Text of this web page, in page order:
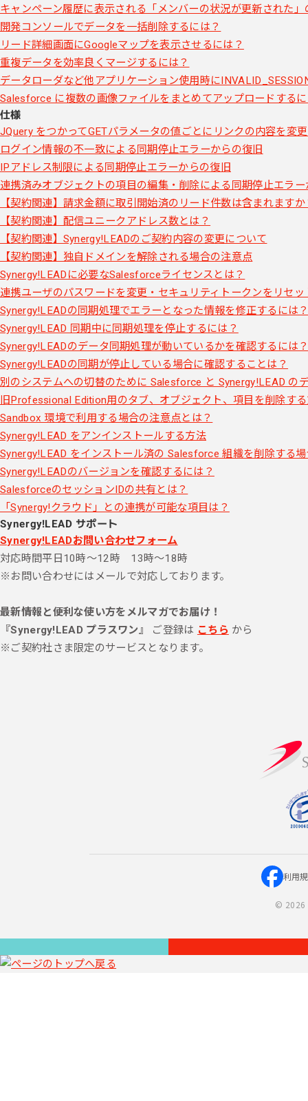
キャンペーン履歴に表示される「メンバーの状況が更新された
開発コンソールでデータを一括削除するには？
リード詳細画面にGoogleマップを表示させるには？
重複データを効率良くマージするには？
データローダなど他アプリケーション使用時に
Salesforce に複数の画像ファイルをまとめてアップロードする
仕様
JQuery をつかってGETパラメータの値ごとにリンクの内容を変
ログイン情報の不一致による同期停止エラーからの復旧
IPアドレス制限による同期停止エラーからの復旧
連携済みオブジェクトの項目の編集・削除による同期停止エラ
【契約関連】請求金額に取引開始済のリード件数は含まれますか
【契約関連】配信ユニークアドレス数とは？
【契約関連】Synergy!LEADのご契約内容の変更について
【契約関連】独自ドメインを解除される場合の注意点
Synergy!LEADに必要なSalesforceライセンスとは？
連携ユーザのパスワードを変更・セキュリティトークンをリセ
Synergy!LEADの同期処理でエラーとなった情報を修正するには
Synergy!LEAD 同期中に同期処理を停止するには？
Synergy!LEADのデータ同期処理が動いているかを確認するには
Synergy!LEADの同期が停止している場合に確認することは？
別のシステムへの切替のために Salesforce と Synergy!LEAD の
旧Professional Edition用のタブ、オブジェクト、項目を削除す
Sandbox 環境で利用する場合の注意点とは？
Synergy!LEAD をアンインストールする方法
Synergy!LEAD をインストール済の Salesforce 組織を削除する
Synergy!LEADのバージョンを確認するには？
SalesforceのセッションIDの共有とは？
「Synergy!クラウド」との連携が可能な項目は？
Synergy!LEAD サポート
Synergy!LEADお問い合わせフォーム
対応時間平日10時～12時 13時～18時
※お問い合わせにはメールで対応しております。
最新情報と便利な使い方をメルマガでお届け！
『Synergy!LEAD プラスワン』
ご登録は こちら から
※ご契約社さま限定のサービスとなります。
利用
© 2026